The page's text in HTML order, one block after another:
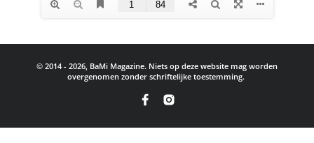
© 2014 - 2026, BaMi Magazine. Niets op deze website mag worden
overgenomen zonder schriftelijke toestemming.